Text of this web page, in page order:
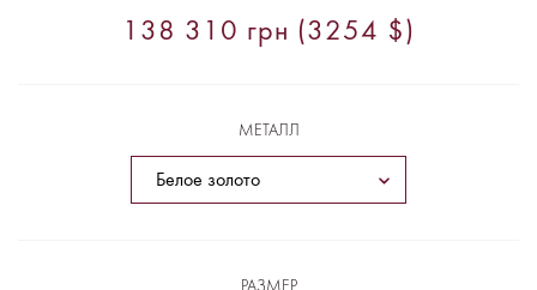
138 310 грн (3254 $)
МЕТАЛЛ